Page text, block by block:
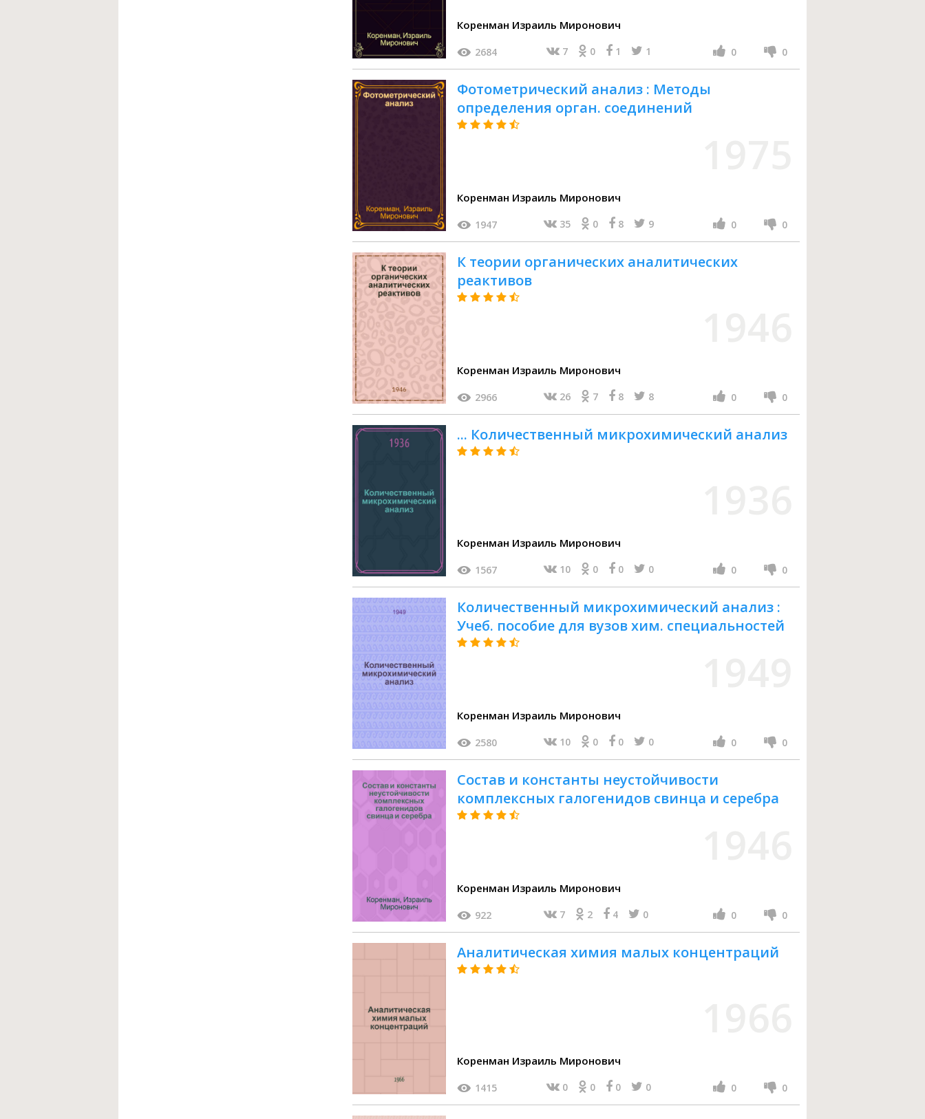
Коренман Израиль Миронович
2684 7 0 1 1 0 0
Фотометрический анализ : Методы
определения орган. соединений
Коренман Израиль Миронович
1947 35 0 8 9 0 0
К теории органических аналитических
реактивов
Коренман Израиль Миронович
2966 26 7 8 8 0 0
... Количественный микрохимический анализ
Коренман Израиль Миронович
1567 10 0 0 0 0 0
Количественный микрохимический анализ :
Учеб. пособие для вузов хим. специальностей
Коренман Израиль Миронович
2580 10 0 0 0 0 0
Состав и константы неустойчивости
комплексных галогенидов свинца и серебра
Коренман Израиль Миронович
922 7 2 4 0 0 0
Аналитическая химия малых концентраций
Коренман Израиль Миронович
1415 0 0 0 0 0 0